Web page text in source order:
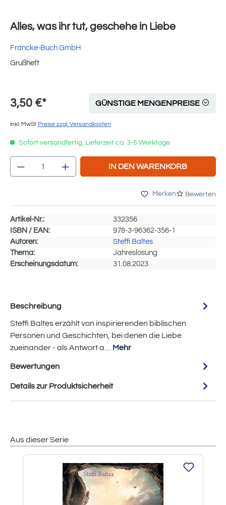
Alles, was ihr tut, geschehe in Liebe
Francke-Buch GmbH
Grußheft
3,50 €* GÜNSTIGE MENGENPREISE
inkl. MwSt Preise zzgl. Versandkosten
Sofort versandfertig. Lieferzeit ca. 3-5 Werktage
Produkt Anzahl: Gib den gewünschten
IN DEN WARENKORB
Merken Bewerten
Artikel-Nr.:
332356
ISBN / EAN:
978-3-96362-356-1
Autoren:
Steffi Baltes
Thema:
Jahreslosung
Erscheinungsdatum:
31.08.2023
Beschreibung
Steffi Baltes erzählt von inspirierenden biblischen
Personen und Geschichten, bei denen die Liebe
zueinander - als Antwort a… Mehr
Bewertungen
Details zur Produktsicherheit
Aus dieser Serie
Produktgalerie überspringen